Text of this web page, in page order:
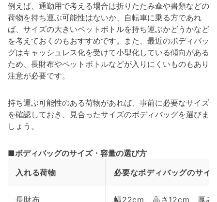
例えば、通勤用で考える場合は折りたたみ傘や書類などの
荷物を持ち運ぶ可能性はないか、自転車に乗る方であれ
ば、サイズの大きいペットボトルを持ち運ぶかどうかなど
を考えておくのもおすすめです。また、最近のボディバッ
グはキャッシュレス化を受けて小型化している傾向がある
ため、長財布やペットボトルなどが入りにくいものもあり
注意が必要です。
持ち運ぶ可能性のある荷物があれば、事前に必要なサイズ
を確認しておき、見合ったサイズのボディバッグを選びま
しょう。
■ボディバッグのサイズ・容量の選び方
入れる荷物
必要なボディバッグのサイ
長財布 幅22cm、高さ12cm、厚